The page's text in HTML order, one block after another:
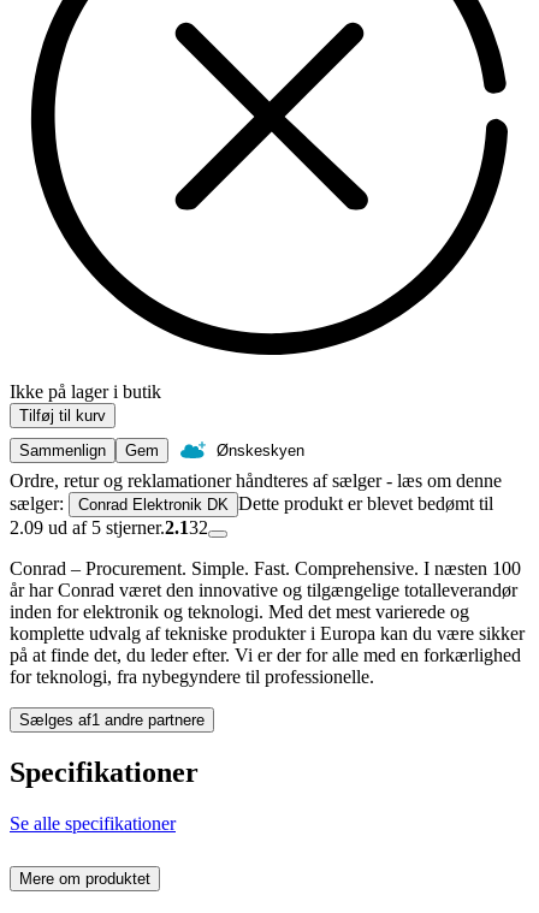
Ikke på lager i butik
Tilføj til kurv
Sammenlign
Gem Ønskeskyen
Ordre, retur og reklamationer håndteres af sælger - læs om denne
sælger:
Conrad Elektronik DK Dette produkt er blevet bedømt til
2.09 ud af 5 stjerner.2.132
Conrad – Procurement. Simple. Fast. Comprehensive. I næsten 100
år har Conrad været den innovative og tilgængelige totalleverandør
inden for elektronik og teknologi. Med det mest varierede og
komplette udvalg af tekniske produkter i Europa kan du være sikker
på at finde det, du leder efter. Vi er der for alle med en forkærlighed
for teknologi, fra nybegyndere til professionelle.
Sælges af1 andre partnere
Specifikationer
Se alle specifikationer
Mere om produktet